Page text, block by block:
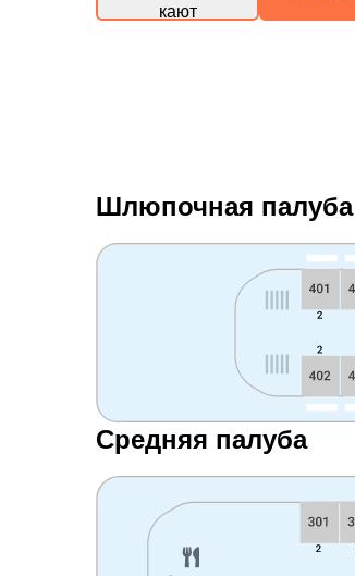
кают
Шлюпочная палуба
Средняя палуба